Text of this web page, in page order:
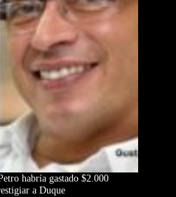
habría gastado $2.000
a Duque